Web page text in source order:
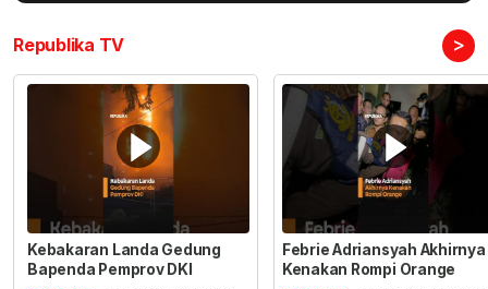
Republika TV >
Kebakaran Landa Gedung
Bapenda Pemprov DKI
Febrie Adriansyah Akhirnya
Kenakan Rompi Orange